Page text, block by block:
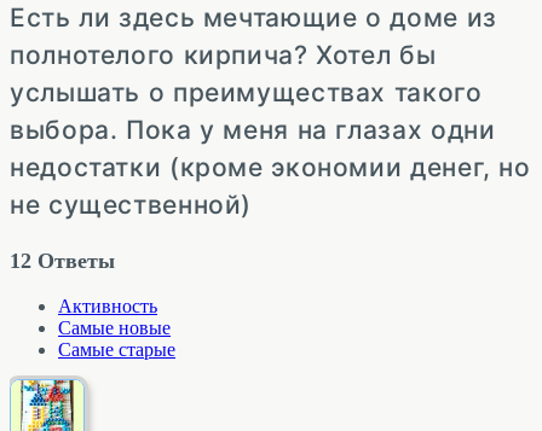
Есть ли здесь мечтающие о доме из
полнотелого кирпича? Хотел бы
услышать о преимуществах такого
выбора. Пока у меня на глазах одни
недостатки (кроме экономии денег, но
не существенной)
12 Ответы
Активность
Самые новые
Самые старые